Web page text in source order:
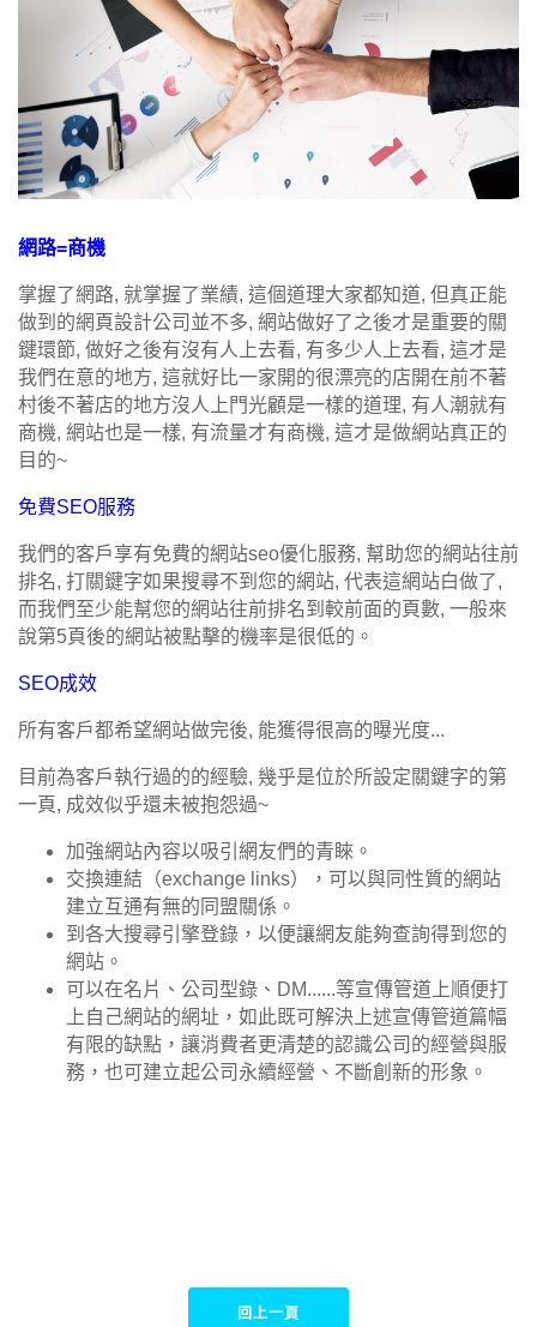
網路=商機
掌握了網路, 就掌握了業績, 這個道理大家都知道, 但真正能
做到的網頁設計公司並不多, 網站做好了之後才是重要的關
鍵環節, 做好之後有沒有人上去看, 有多少人上去看, 這才是
我們在意的地方, 這就好比一家開的很漂亮的店開在前不著
村後不著店的地方沒人上門光顧是一樣的道理, 有人潮就有
商機, 網站也是一樣, 有流量才有商機, 這才是做網站真正的
目的~
免費SEO服務
我們的客戶享有免費的網站seo優化服務, 幫助您的網站往前
排名, 打關鍵字如果搜尋不到您的網站, 代表這網站白做了,
而我們至少能幫您的網站往前排名到較前面的頁數, 一般來
說第5頁後的網站被點擊的機率是很低的。
SEO成效
所有客戶都希望網站做完後, 能獲得很高的曝光度...
目前為客戶執行過的的經驗, 幾乎是位於所設定關鍵字的第
一頁, 成效似乎還未被抱怨過~
加強網站內容以吸引網友們的青睞。
交換連結（exchange links），可以與同性質的網站
建立互通有無的同盟關係。
到各大搜尋引擎登錄，以便讓網友能夠查詢得到您的
網站。
可以在名片、公司型錄、DM......等宣傳管道上順便打
上自己網站的網址，如此既可解決上述宣傳管道篇幅
有限的缺點，讓消費者更清楚的認識公司的經營與服
務，也可建立起公司永續經營、不斷創新的形象。